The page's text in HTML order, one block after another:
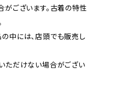
ございます。古着の特性
の中には、店頭でも販売し
ただけない場合がござい